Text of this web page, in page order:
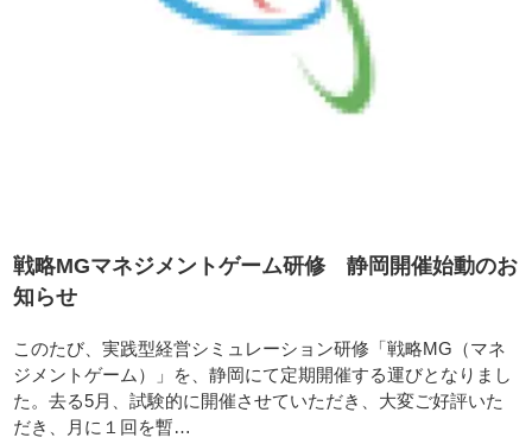
戦略MGマネジメントゲーム研修 静岡開催始動のお
知らせ
このたび、実践型経営シミュレーション研修「戦略MG（マネ
ジメントゲーム）」を、静岡にて定期開催する運びとなりまし
た。去る5月、試験的に開催させていただき、大変ご好評いた
だき、月に１回を暫…